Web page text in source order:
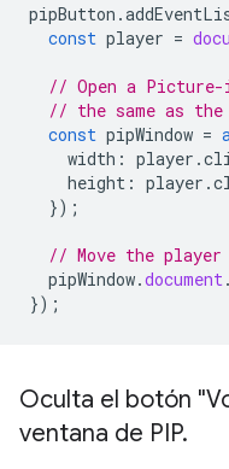
pipButton .
const player =
// Open a Picture-
// the same as
const pipWindow =
width : player .
height : player .
});
// Move the
pipWindow.document .
});
Oculta el botón
ventana de PIP.